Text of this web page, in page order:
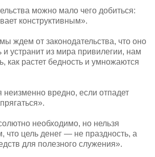
можно мало чего добиться:
конструктивным».
ждем от законодательства, что оно
и устранит из мира привилегии, нам
как растет бедность и умножаются
вредно, если отпадет
необходимо, но нельзя
что цель денег — не праздность, а
для полезного служения».